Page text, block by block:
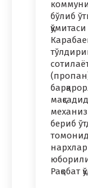
бўлиб
бериб
Рақобат